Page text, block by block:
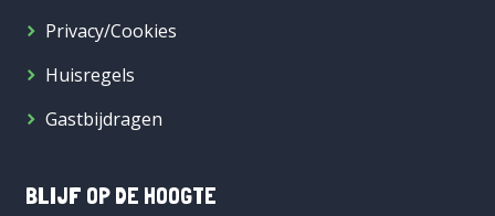
Privacy/Cookies
Huisregels
Gastbijdragen
BLIJF OP DE HOOGTE